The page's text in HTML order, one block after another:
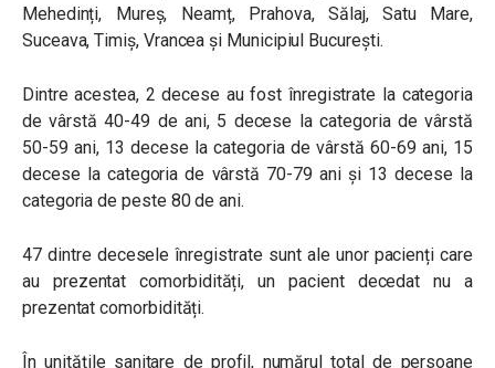
Mehedinți, Mureș, Neamț, Prahova, Sălaj, Satu Mare,
Suceava, Timiș, Vrancea și Municipiul București.
Dintre acestea, 2 decese au fost înregistrate la categoria
de vârstă 40-49 de ani, 5 decese la categoria de vârstă
50-59 ani, 13 decese la categoria de vârstă 60-69 ani, 15
decese la categoria de vârstă 70-79 ani și 13 decese la
categoria de peste 80 de ani.
47 dintre decesele înregistrate sunt ale unor pacienți care
au prezentat comorbidități, un pacient decedat nu a
prezentat comorbidități.
În unitățile sanitare de profil, numărul total de persoane